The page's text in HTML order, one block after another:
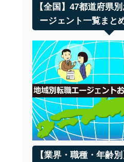
【全国】47都道府県
ージェント一覧まと
【業界・職種・年齢